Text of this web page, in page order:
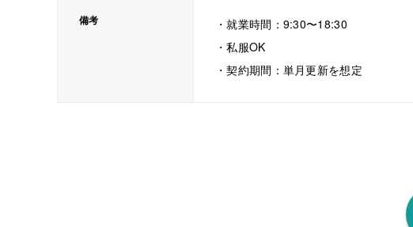
備考
・就業時間：9:30〜18:30
・私服OK
・契約期間：単月更新を想定